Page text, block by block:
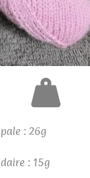
: 26g
: 15g